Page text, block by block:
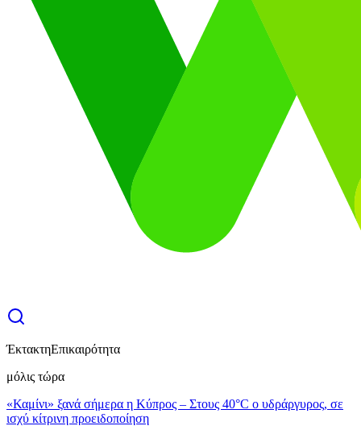
ΈκτακτηΕπικαιρότητα
μόλις τώρα
«Καμίνι» ξανά σήμερα η Κύπρος – Στους 40°C ο υδράργυρος, σε
ισχύ κίτρινη προειδοποίηση